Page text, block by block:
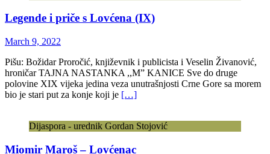
Legende i priče s Lovćena (IX)
March 9, 2022
Pišu: Božidar Proročić, književnik i publicista i Veselin Živanović,
hroničar TAJNA NASTANKA ,,M” KANICE Sve do druge
polovine XIX vijeka jedina veza unutrašnjosti Crne Gore sa morem
bio je stari put za konje koji je […]
Dijaspora - urednik Gordan Stojović
Miomir Maroš – Lovćenac